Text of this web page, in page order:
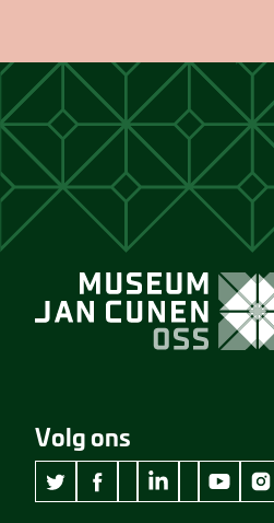
Volg ons
twitter Museum Jan Cunen
facebook Museum Jan
wikipedia
linkedin youtube